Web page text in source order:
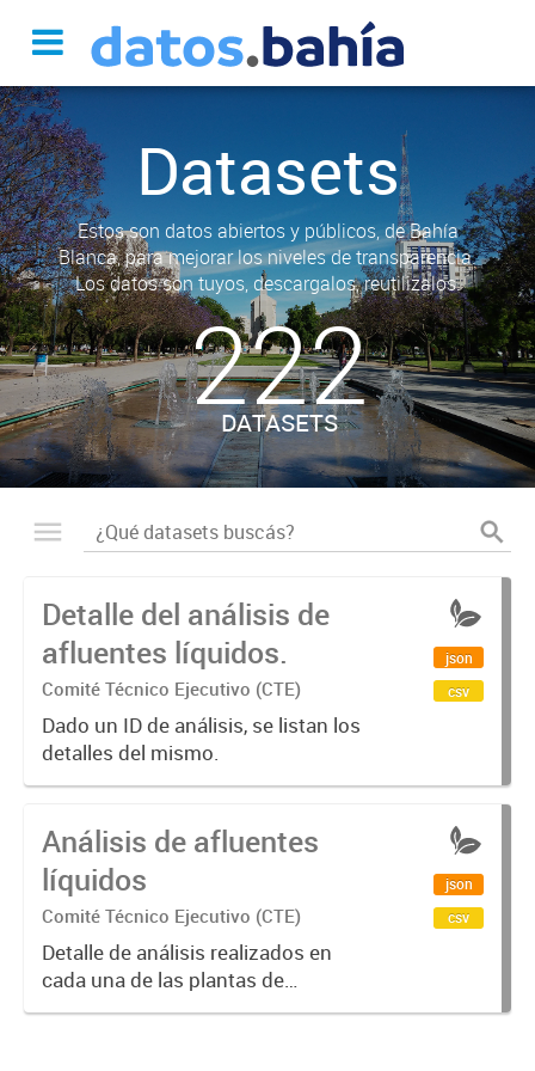
Datasets
Estos son datos abiertos y públicos, de Bahía
Blanca, para mejorar los niveles de transparencia.
Los datos son tuyos, descargalos, reutilizalos.
222
DATASETS
Detalle del análisis de
afluentes líquidos.
Comité Técnico Ejecutivo (CTE)
Dado un ID de análisis, se listan los
detalles del mismo.
json
csv
Análisis de afluentes
líquidos
Comité Técnico Ejecutivo (CTE)
Detalle de análisis realizados en
cada una de las plantas de
afluentes líquidos por año.
json
csv